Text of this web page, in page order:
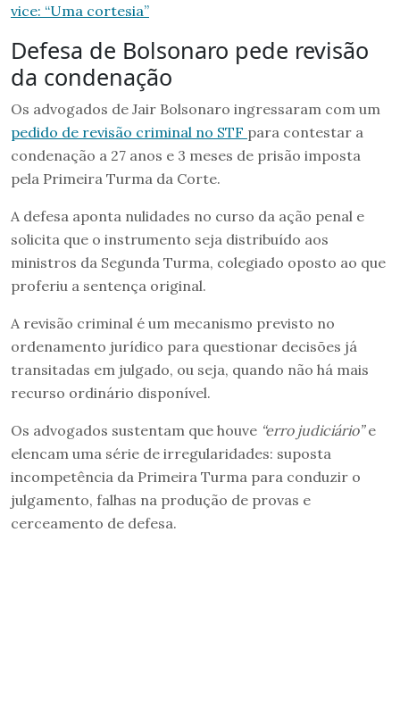
vice: “Uma cortesia”
Defesa de Bolsonaro pede revisão
da condenação
Os advogados de Jair Bolsonaro ingressaram com um
pedido de revisão criminal no STF para contestar a
condenação a 27 anos e 3 meses de prisão imposta
pela Primeira Turma da Corte.
A defesa aponta nulidades no curso da ação penal e
solicita que o instrumento seja distribuído aos
ministros da Segunda Turma, colegiado oposto ao que
proferiu a sentença original.
A revisão criminal é um mecanismo previsto no
ordenamento jurídico para questionar decisões já
transitadas em julgado, ou seja, quando não há mais
recurso ordinário disponível.
Os advogados sustentam que houve “erro judiciário”e
elencam uma série de irregularidades: suposta
incompetência da Primeira Turma para conduzir o
julgamento, falhas na produção de provas e
cerceamento de defesa.